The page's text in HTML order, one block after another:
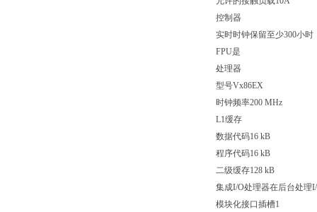
控制器
实时时钟保留至少300小时
FPU是
处理器
型号Vx86EX
时钟频率200 MHz
L1缓存
数据代码16 kB
程序代码16 kB
二级缓存128 kB
集成I/O处理器在后台处理
模块化接口插槽1